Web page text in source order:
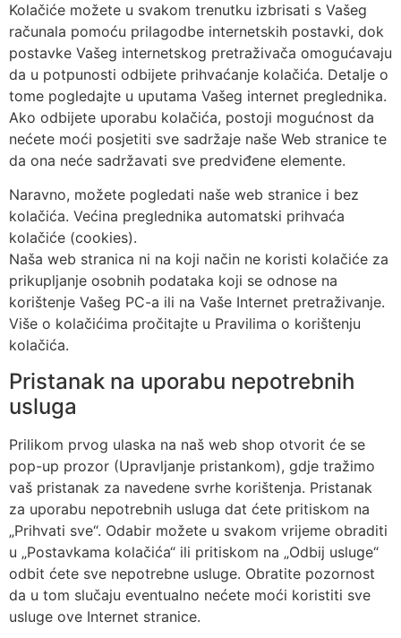
Kolačiće možete u svakom trenutku izbrisati s Vašeg
računala pomoću prilagodbe internetskih postavki, dok
postavke Vašeg internetskog pretraživača omogućavaju
da u potpunosti odbijete prihvaćanje kolačića. Detalje o
tome pogledajte u uputama Vašeg internet preglednika.
Ako odbijete uporabu kolačića, postoji mogućnost da
nećete moći posjetiti sve sadržaje naše Web stranice te
da ona neće sadržavati sve predviđene elemente.
Naravno, možete pogledati naše web stranice i bez
kolačića. Većina preglednika automatski prihvaća
kolačiće (cookies).
Naša web stranica ni na koji način ne koristi kolačiće za
prikupljanje osobnih podataka koji se odnose na
korištenje Vašeg PC-a ili na Vaše Internet pretraživanje.
Više o kolačićima pročitajte u Pravilima o korištenju
kolačića.
Pristanak na uporabu nepotrebnih
usluga
Prilikom prvog ulaska na naš web shop otvorit će se
pop-up prozor (Upravljanje pristankom), gdje tražimo
vaš pristanak za navedene svrhe korištenja. Pristanak
za uporabu nepotrebnih usluga dat ćete pritiskom na
„Prihvati sve“. Odabir možete u svakom vrijeme obraditi
u „Postavkama kolačića“ ili pritiskom na „Odbij usluge“
odbit ćete sve nepotrebne usluge. Obratite pozornost
da u tom slučaju eventualno nećete moći koristiti sve
usluge ove Internet stranice.